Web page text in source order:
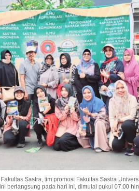
Sastra, tim promosi Fakultas Sastra
berlangsung pada hari ini, dimulai pukul 07.00